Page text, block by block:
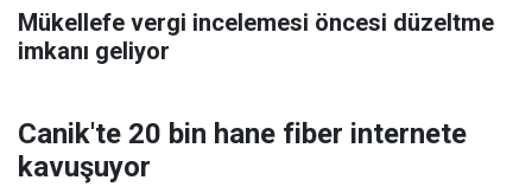
Mükellefe vergi incelemesi öncesi düzeltme
imkanı geliyor
Canik'te 20 bin hane fiber internete
kavuşuyor